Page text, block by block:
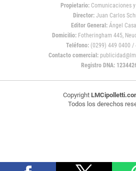
Propietario:Comunicaciones y
Director: Juan Carlos
Editor General:Ángel
Domicilio:Fotheringham 445,
Teléfono: (0299) 449 0400 /
Contacto comercial:
Registro DNA:
Copyright
Todos los derechos